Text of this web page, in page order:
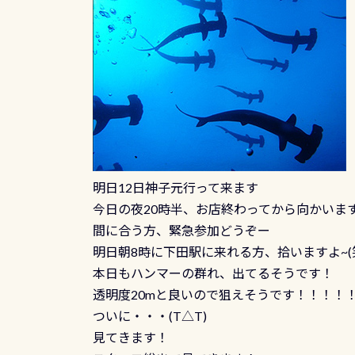
明日12日神子元行って来ます
今日の夜20時半、お店終わってから向かいま
間に合う方、緊急参加どうぞー
明日朝8時に下田駅に来れる方、拾いますよ~(
本日もハンマーの群れ、出てるそうです！
透明度20mと良いので狙えそうです！！！！！
ついに・・・(T△T)
見てきます！